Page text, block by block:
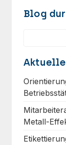
Blog
Metall-